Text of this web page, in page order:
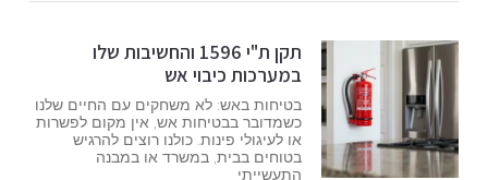
תקן ת"י 1596 והחשיבות שלו
במערכות כיבוי אש
בטיחות באש: לא משחקים עם החיים שלנו
כשמדובר בבטיחות אש, אין מקום לפשרות
או לעיגולי פינות. כולנו רוצים להרגיש
בטוחים בבית, במשרד או במבנה
התעשייתי